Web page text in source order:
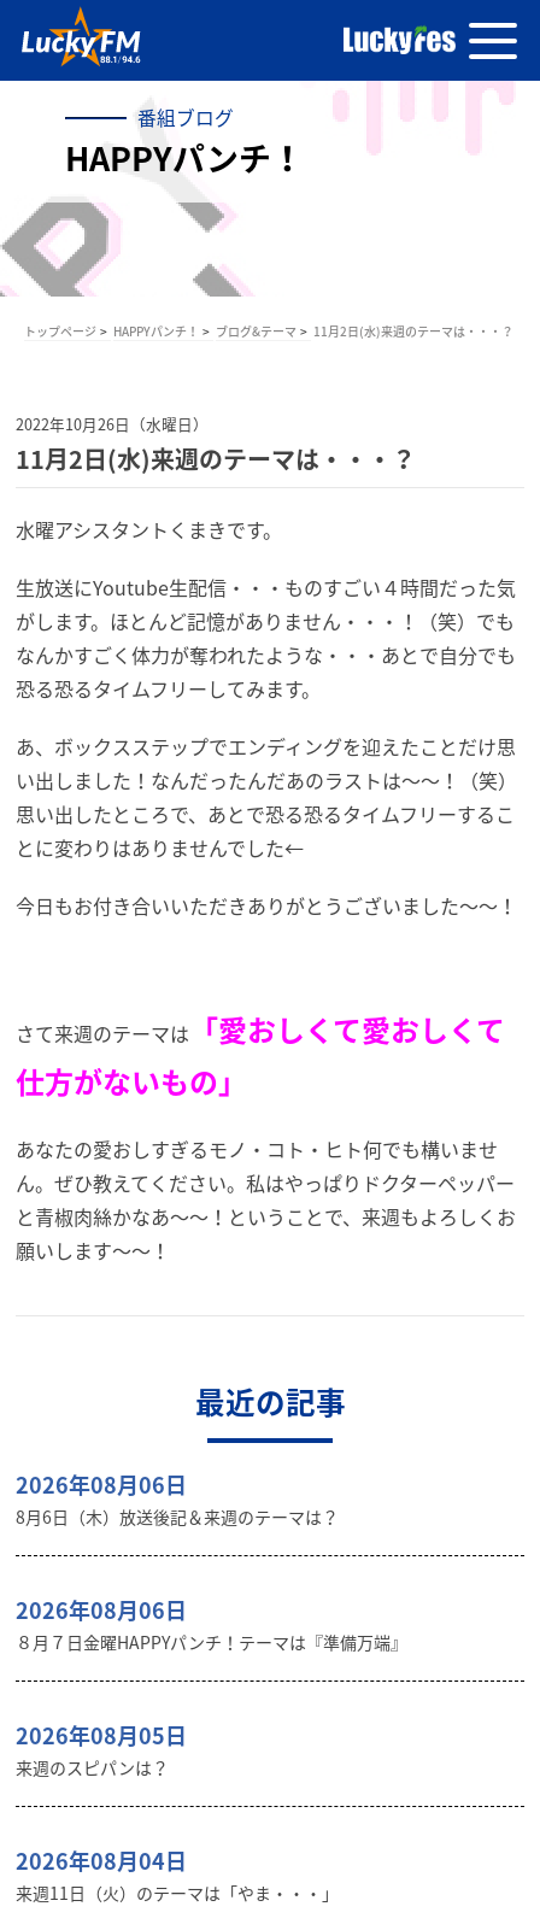
番組ブログ
HAPPYパンチ！
トップページ HAPPYパンチ！ ブログ&テーマ 11月2日(水)来週のテーマは・・・？
2022年10月26日（水曜日）
11月2日(水)来週のテーマは・・・？
水曜アシスタントくまきです。
生放送にYoutube生配信・・・ものすごい４時間だった気
がします。ほとんど記憶がありません・・・！（笑）でも
なんかすごく体力が奪われたような・・・あとで自分でも
恐る恐るタイムフリーしてみます。
あ、ボックスステップでエンディングを迎えたことだけ思
い出しました！なんだったんだあのラストは～～！（笑）
思い出したところで、あとで恐る恐るタイムフリーするこ
とに変わりはありませんでした←
今日もお付き合いいただきありがとうございました～～！
さて来週のテーマは
「愛おしくて愛おしくて
仕方がないもの」
あなたの愛おしすぎるモノ・コト・ヒト何でも構いませ
ん。ぜひ教えてください。私はやっぱりドクターペッパー
と青椒肉絲かなあ～～！ということで、来週もよろしくお
願いします～～！
最近の記事
2026年08月06日
8月6日（木）放送後記＆来週のテーマは？
2026年08月06日
８月７日金曜HAPPYパンチ！テーマは『準備万端』
2026年08月05日
来週のスピパンは？
2026年08月04日
来週11日（火）のテーマは「やま・・・」